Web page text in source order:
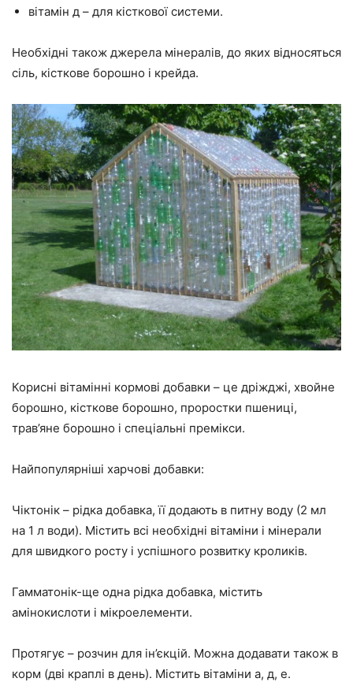
вітамін д – для кісткової системи.
Необхідні також джерела мінералів, до яких відносяться
сіль, кісткове борошно і крейда.
Корисні вітамінні кормові добавки – це дріжджі, хвойне
борошно, кісткове борошно, проростки пшениці,
трав’яне борошно і спеціальні премікси.
Найпопулярніші харчові добавки:
Чіктонік – рідка добавка, її додають в питну воду (2 мл
на 1 л води). Містить всі необхідні вітаміни і мінерали
для швидкого росту і успішного розвитку кроликів.
Гамматонік-ще одна рідка добавка, містить
амінокислоти і мікроелементи.
Протягує – розчин для ін’єкцій. Можна додавати також в
корм (дві краплі в день). Містить вітаміни а, д, е.